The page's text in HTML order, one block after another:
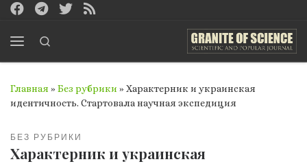
Перейти к содержимому
Главная » Без рубрики » Характерник и украинская
идентичность. Стартовала научная экспедиция
БЕЗ РУБРИКИ
Характерник и украинская